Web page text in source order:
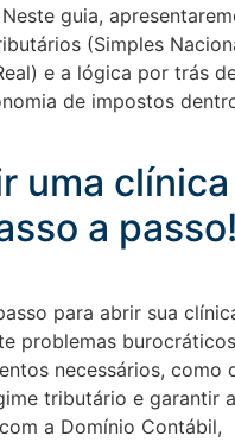
guia,
(Simples
e a lógica por trás
de impostos
uma clínica
a passo!
para abrir sua
problemas
necessários, como
tributário e garantir
a Domínio Contábil,